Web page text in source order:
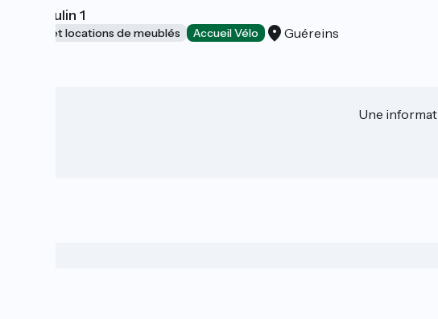
Le Moulin 1
Gîtes et locations de meublés Accueil Vélo Guéreins
Une